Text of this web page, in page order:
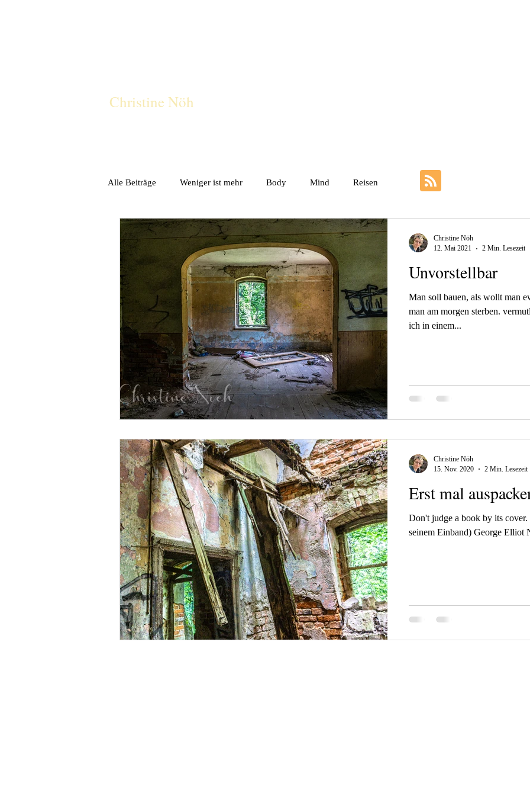
Christine Nöh
Alle Beiträge Weniger ist mehr Body Mind Reisen
Unvorstellbar
Man soll bauen, als wollt man
man am morgen sterben.
ich in einem...
Christine Nöh
12. Mai 2021
2 Min. Lesezeit
Erst mal
Don't judge a book by its
seinem Einband) George Elliot
Christine Nöh
15. Nov. 2020
2 Min. Lesezeit